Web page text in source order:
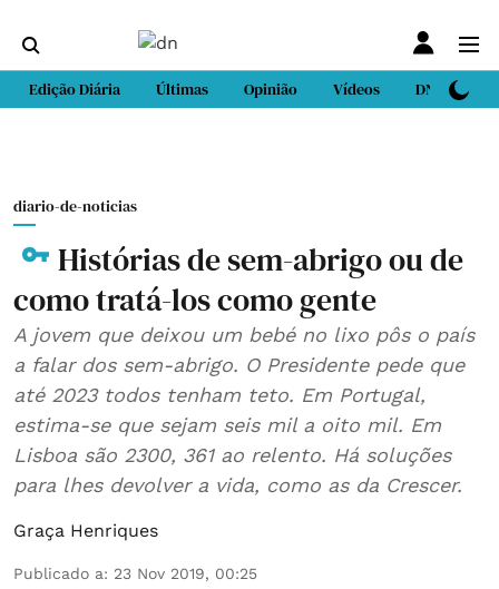
Edição Diária Últimas Opinião Vídeos DN Sport
diario-de-noticias
Histórias de sem-abrigo ou de
como tratá-los como gente
A jovem que deixou um bebé no lixo pôs o país
a falar dos sem-abrigo. O Presidente pede que
até 2023 todos tenham teto. Em Portugal,
estima-se que sejam seis mil a oito mil. Em
Lisboa são 2300, 361 ao relento. Há soluções
para lhes devolver a vida, como as da Crescer.
Graça Henriques
Publicado a: 23 Nov 2019, 00:25